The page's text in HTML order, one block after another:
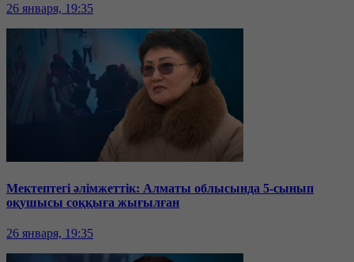
26 января, 19:35
Мектептегі әлімжеттік: Алматы облысында 5-сынып
оқушысы соққыға жығылған
26 января, 19:35